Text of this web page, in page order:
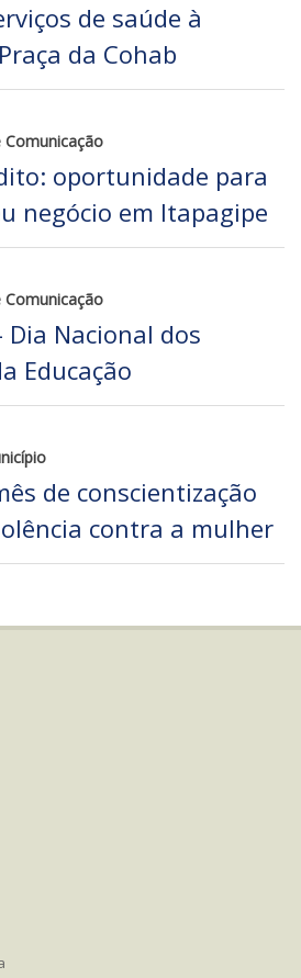
de saúde à
da Cohab
Comunicação
oportunidade para
negócio em Itapagipe
Comunicação
Dia Nacional dos
Educação
de conscientização
contra a mulher